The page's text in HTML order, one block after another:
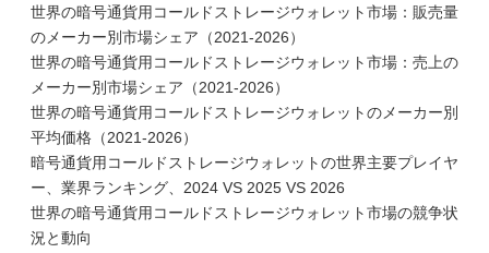
世界の暗号通貨用コールドストレージウォレット市場：販売量
のメーカー別市場シェア（2021-2026）
世界の暗号通貨用コールドストレージウォレット市場：売上の
メーカー別市場シェア（2021-2026）
世界の暗号通貨用コールドストレージウォレットのメーカー別
平均価格（2021-2026）
暗号通貨用コールドストレージウォレットの世界主要プレイヤ
ー、業界ランキング、2024 VS 2025 VS 2026
世界の暗号通貨用コールドストレージウォレット市場の競争状
況と動向